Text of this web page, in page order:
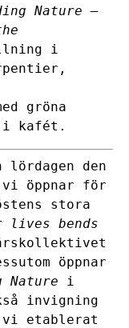
Nature –
i
gröna
i kafét.
lördagen den
öppnar för
stora
lives bends
öppnar
Nature i
invigning
vi etablerat